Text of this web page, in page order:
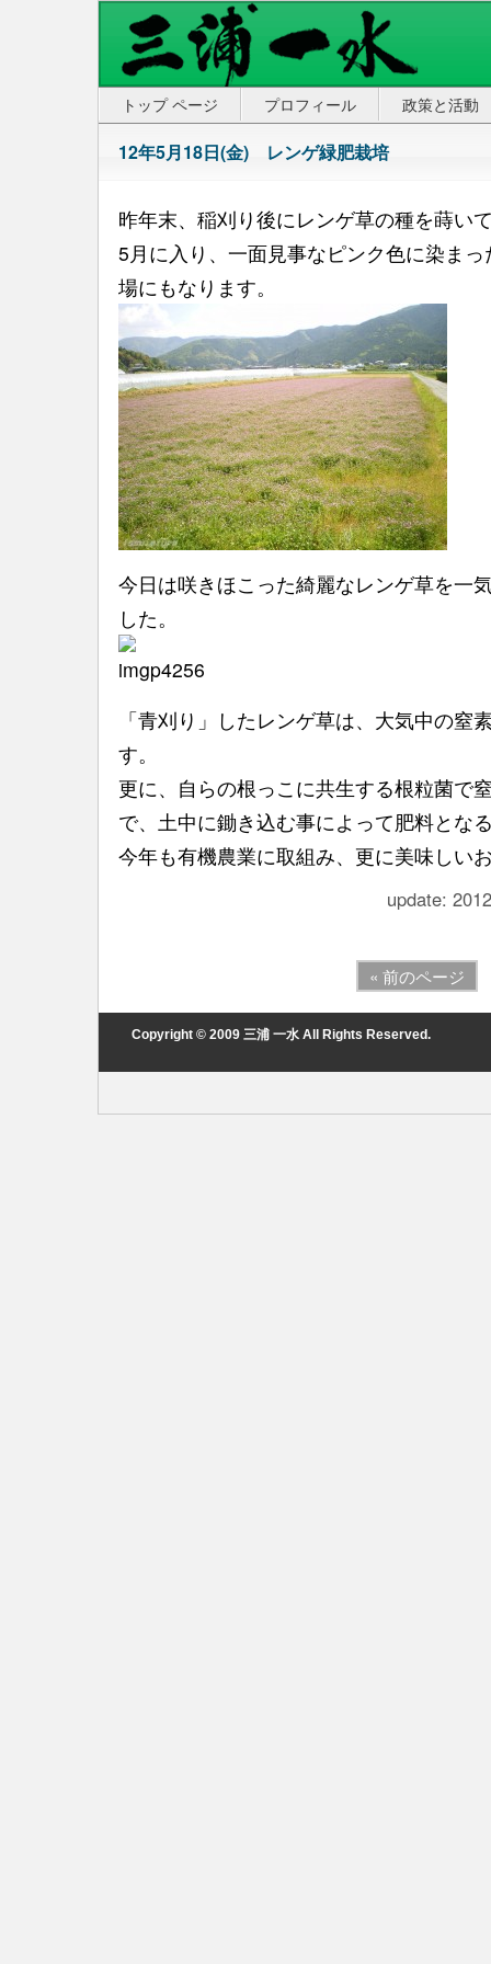
トップ ページ プロフィール 政策と活動
12年5月18日(金) レンゲ緑肥栽培
昨年末、稲刈り後にレンゲ草の種を蒔い
5月に入り、一面見事なピンク色に染ま
場にもなります。
今日は咲きほこった綺麗なレンゲ草を一
した。
「青刈り」したレンゲ草は、大気中の窒
す。
更に、自らの根っこに共生する根粒菌で
で、土中に鋤き込む事によって肥料とな
今年も有機農業に取組み、更に美味しい
update:
« 前のページ
Copyright © 2009 三浦 一水 All Rights Reserved.